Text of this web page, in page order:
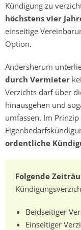
Kündigung zu
höchstens vier
einseitige
Option.
Andersherum
durch Vermieter
Verzichts darf über
hinausgehen und
umfassen. Im
ordentliche
Folgende
Beidseitiger
Einseitiger